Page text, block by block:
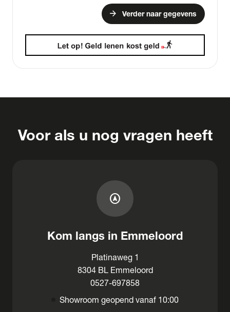
arrow_forward Verder naar gegevens
Voor als u nog vragen heeft
assistant_navigation
Kom langs in Emmeloord
Platinaweg 1
8304 BL Emmeloord
0527-697858
Showroom geopend vanaf 10:00